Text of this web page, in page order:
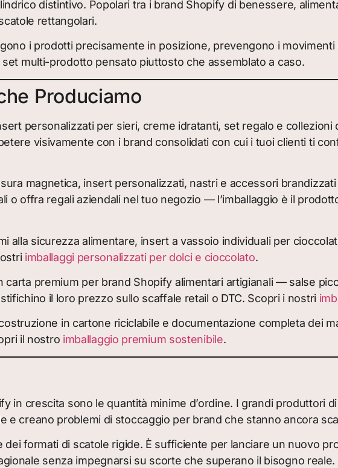
distintivo. Popolari tra i brand Shopify di benessere,
rettangolari.
i prodotti precisamente in posizione, prevengono i
multi-prodotto pensato piuttosto che assemblato a caso.
Produciamo
personalizzati per sieri, creme idratanti, set regalo e collezioni
visivamente con i brand consolidati con cui i tuoi clienti ti
magnetica, insert personalizzati, nastri e accessori
o offra regali aziendali nel tuo negozio — l’imballaggio è il
sicurezza alimentare, insert a vassoio individuali per
imballaggi personalizzati per dolci e cioccolato.
premium per brand Shopify alimentari artigianali — salse
il loro prezzo sullo scaffale retail o DTC. Scopri i nostri
in cartone riciclabile e documentazione completa dei
il nostro imballaggio premium sostenibile.
in crescita sono le quantità minime d’ordine. I grandi produttori
e creano problemi di stoccaggio per brand che stanno ancora
formati di scatole rigide. È sufficiente per lanciare un nuovo
senza impegnarsi su scorte che superano il bisogno